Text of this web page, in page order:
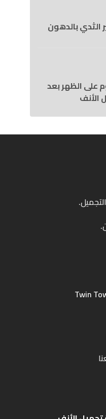
الثدي بالدهون
على الظهر بعد
الأنف